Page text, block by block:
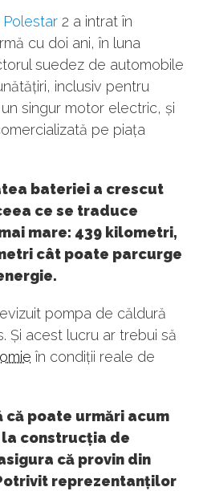
Polestar 2 a intrat în
cu doi ani, în luna
suedez de automobile
inclusiv pentru
singur motor electric, și
pe piața
bateriei a crescut
ce se traduce
mare: 439 kilometri,
cât poate parcurge
pompa de căldură
Și acest lucru ar trebui să
în condiții reale de
că poate urmări acum
construcția de
că provin din
reprezentanților